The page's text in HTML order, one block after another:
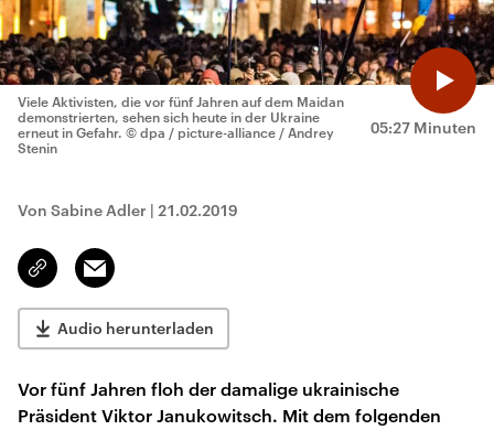
05:27 Minuten
Viele Aktivisten, die vor fünf Jahren auf dem Maidan
demonstrierten, sehen sich heute in der Ukraine
erneut in Gefahr. © dpa / picture-alliance / Andrey
Stenin
Von Sabine Adler | 21.02.2019
Link
kopieren/teilen
Email
Audio herunterladen
Vor fünf Jahren floh der damalige ukrainische
Präsident Viktor Janukowitsch. Mit dem folgenden